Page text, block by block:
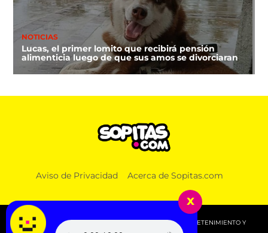
NOTICIAS
Lucas, el primer lomito que recibirá pensión
alimenticia luego de que sus amos se divorciaran
Aviso de Privacidad Acerca de Sopitas.com
© 2026 SOPITAS.COM - MÚSICA, NOTICIAS, DEPORTES, ENTRETENIMIENTO Y
x